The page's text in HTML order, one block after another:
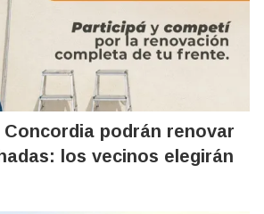
podrán renovar
los vecinos elegirán